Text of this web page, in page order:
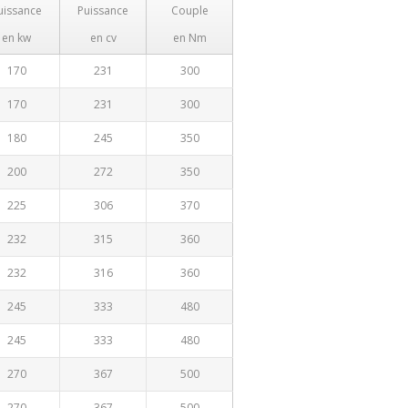
en kw
Puissance
en cv
Couple
en Nm
170 231 300
170 231 300
180 245 350
200 272 350
225 306 370
232 315 360
232 316 360
245 333 480
245 333 480
270 367 500